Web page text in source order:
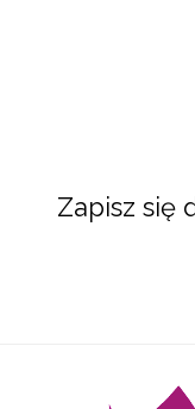
Zapisz się